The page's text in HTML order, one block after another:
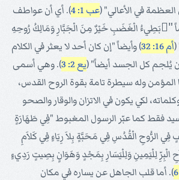
في الأعالي" (عب 1: 4
). أي أن عواطف
"ْبَطِيءُ الْغَضَبِ خَيْرٌ مِنَ الْجَبَّارِ وَمَالِكُ رُوحِهِ
أم 16: 32
) وأيضاً "إن كان أحد لا يعثر في الكلام
يُلجم كل الجسد أيضاً" (يع 2: 3
). وهي أسمى
وله سيطرة تامة بقوة الروح القدس،
لكي يكون في الاتزان والوقار والصحو
فقط كما عبّر الرسول المغبوط "فِي طَهَارَةٍ
الرُّوحِ الْقُدُسِ فِي مَحَبَّةٍ بِلاَ رِيَاءٍ فِي كَلاَمِ
الْبِرِّ لِلْيَمِينِ وَلِلْيَسَارِ بِمَجْدٍ وَهَوَانٍ بِصِيتٍ رَدِيءٍ
). أما قلب الجاهل عن يساره في مكان